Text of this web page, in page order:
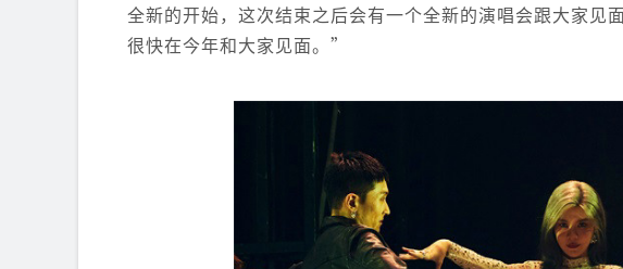
全新的开始，这次结束之后会有一个全新的演唱会跟大家见
很快在今年和大家见面。”